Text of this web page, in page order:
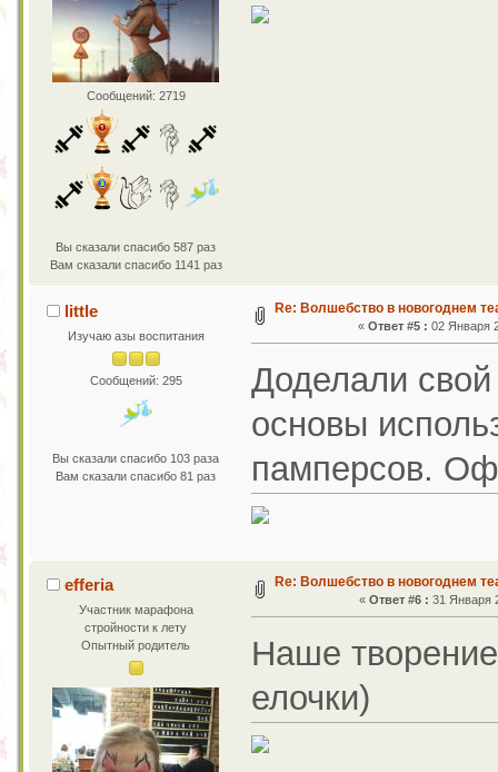
Сообщений: 2719
Вы сказали спасибо 587 раз
Вам сказали спасибо 1141 раз
little
Изучаю азы воспитания
Сообщений: 295
Вы сказали спасибо 103 раза
Вам сказали спасибо 81 раз
Re: Волшебство в новогоднем
«Ответ #5 : 02 Января
Доделали свой
основы
памперсов.
efferia
Участник марафона
стройности к лету
Опытный родитель
Re: Волшебство в новогоднем
« Ответ #6 : 31 Января
Наше
елочки)